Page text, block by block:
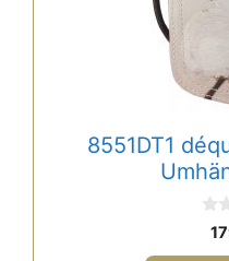
8551DT1
o